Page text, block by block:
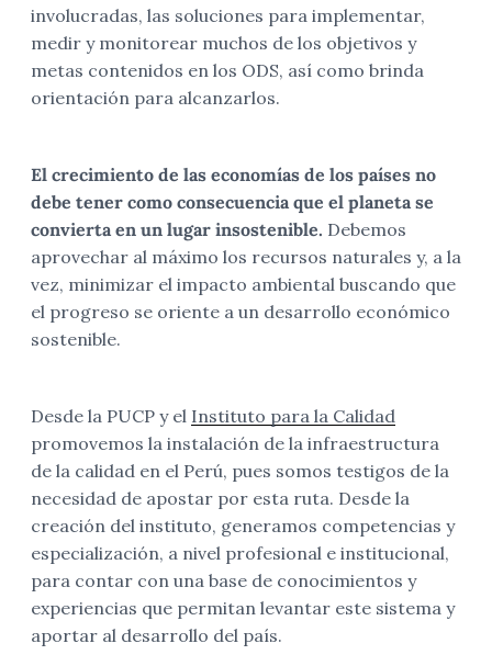
involucradas, las soluciones para implementar,
medir y monitorear muchos de los objetivos y
metas contenidos en los ODS, así como brinda
orientación para alcanzarlos.
El crecimiento de las economías de los países no
debe tener como consecuencia que el planeta se
convierta en un lugar insostenible. Debemos
aprovechar al máximo los recursos naturales y, a la
vez, minimizar el impacto ambiental buscando que
el progreso se oriente a un desarrollo económico
sostenible.
Desde la PUCP y el Instituto para la Calidad
promovemos la instalación de la infraestructura
de la calidad en el Perú, pues somos testigos de la
necesidad de apostar por esta ruta. Desde la
creación del instituto, generamos competencias y
especialización, a nivel profesional e institucional,
para contar con una base de conocimientos y
experiencias que permitan levantar este sistema y
aportar al desarrollo del país.